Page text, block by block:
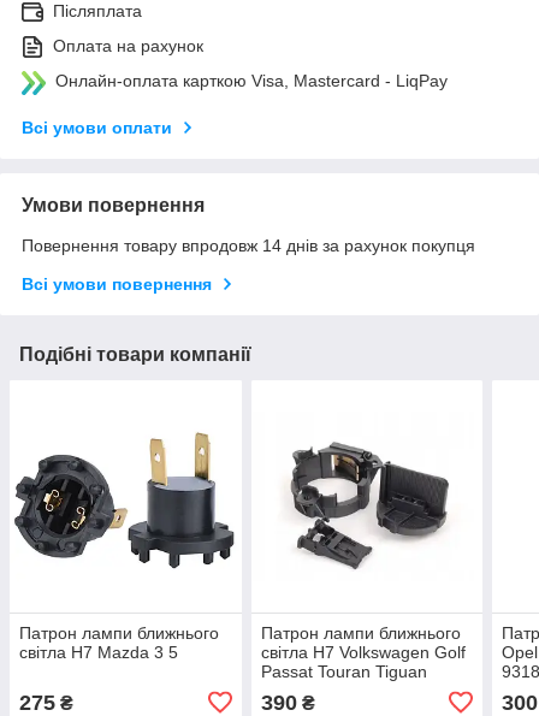
Післяплата
Оплата на рахунок
Онлайн-оплата карткою Visa, Mastercard - LiqPay
Всі умови оплати
Умови повернення
Повернення товару впродовж 14 днів за рахунок покупця
Всі умови повернення
Подібні товари компанії
Патрон лампи ближнього
світла H7 Mazda 3 5
275 ₴
Патрон лампи ближнього
світла H7 Volkswagen Golf
Passat Touran Tiguan
390₴ 300